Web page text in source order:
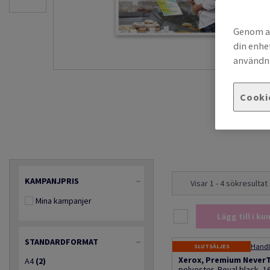
KAMPANJPRIS
Mina kampanjer
STANDARDFORMAT
A4 (2)
Visar 1 - 4 sökresultat
Lägg till i
SLUTSÄLJES
Xerox, Premium
Genom
din